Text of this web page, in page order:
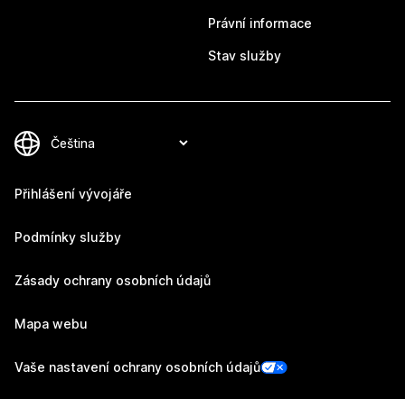
Právní informace
Stav služby
Přihlášení vývojáře
Podmínky služby
Zásady ochrany osobních údajů
Mapa webu
Vaše nastavení ochrany osobních údajů